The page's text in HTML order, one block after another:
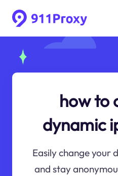
how to
dynamic
Easily change your
and stay